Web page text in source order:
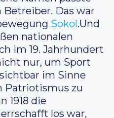
Das war
Sokol.Und
nationalen
im 19. Jahrhundert
nur, um Sport
im Sinne
Patriotismus zu
1918 die
los war,